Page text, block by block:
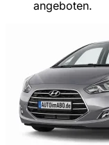
angeboten.